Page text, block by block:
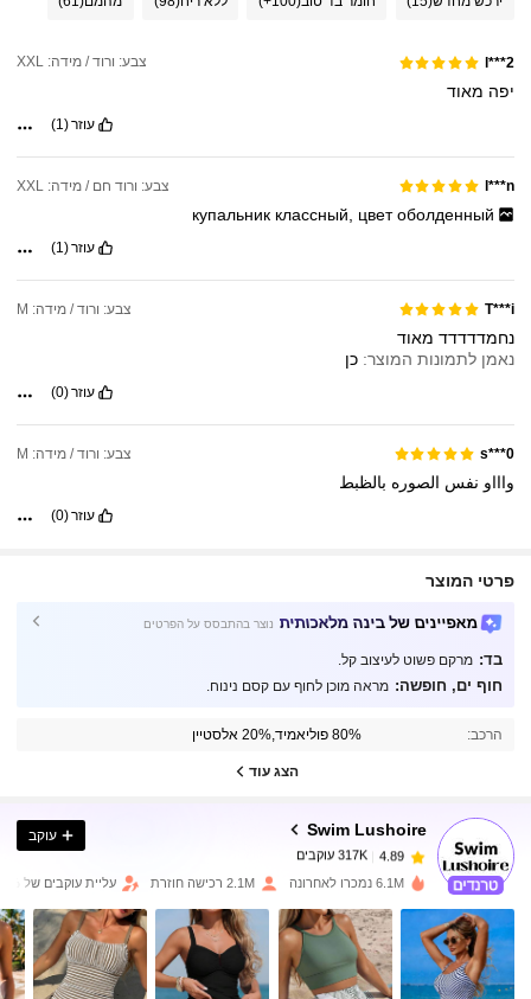
l***2 צבע: ורוד / מידה: XXL
יפה מאוד
עוזר(1)
l***n צבע: ורוד חם / מידה: XXL
купальник классный, цветоболденный
עוזר(1)
T***i צבע: ורוד / מידה: M
נחמדדדדד מאוד
נאמן לתמונות המוצר:כן
עוזר(0)
s***0 צבע: ורוד / מידה: M
واااو نفس الصوره بالظبط
עוזר(0)
פרטי המוצר
מאפיינים של בינה מלאכותית נוצר בהתבסס על הפרטים
בד: מרקם פשוט לעיצוב קל.
חוף ים, חופשה: מראה מוכן לחוף עם קסם נינוח.
הרכב: 80% פוליאמיד,20% אלסטיין
הצג עוד
Swim Lushoire
317K עוקבים
a***2 שילםלפני יום אחד
4.89 317K עוקבים
4.89 317K עוקבים
עוקב
6.1M נמכרו לאחרונה 2.1M רכישה חוזרת עליית עוקבים של 10%